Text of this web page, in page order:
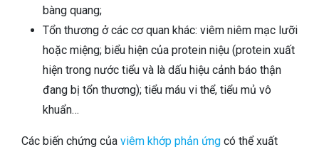
bàng quang;
Tổn thương ở các cơ quan khác: viêm niêm mạc lưỡi
hoặc miệng; biểu hiện của protein niệu (protein xuất
hiện trong nước tiểu và là dấu hiệu cảnh báo thận
đang bị tổn thương); tiểu máu vi thể, tiểu mủ vô
khuẩn…
Các biến chứng của viêm khớp phản ứng có thể xuất